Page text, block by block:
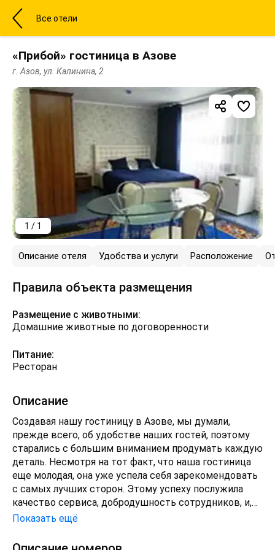
Все отели
«Прибой» гостиница в Азове
г. Азов, ул. Калинина, 2
1 / 1
Описание отеля Удобства и услуги Расположение
Правила объекта размещения
Размещение с животными:
Домашние животные по договоренности
Питание:
Ресторан
Описание
Создавая нашу гостиницу в Азове, мы думали,
прежде всего, об удобстве наших гостей, поэтому
старались с большим вниманием продумать каждую
деталь. Несмотря на тот факт, что наша гостиница
еще молодая, она уже успела себя зарекомендовать
с самых лучших сторон. Этому успеху послужила
качество сервиса, добродушность сотрудников, и,
конечно же, месторасположение нашей гостиницы.
Азов, недалеко от городского пляжа, исторических
Показать ещё